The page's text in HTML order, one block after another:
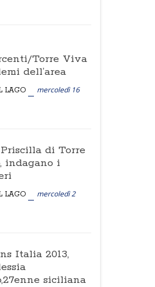
Torre Viva
dell’area
LAGO
mercoledì 16
di Torre
indagano i
LAGO
mercoledì 2
Italia 2013,
siciliana